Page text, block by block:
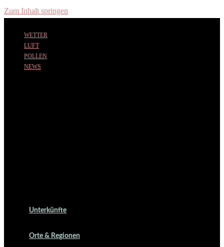
Zum Inhalt springen
WETTER
LUFT
POLLEN
NEWS
Unterkünfte
Orte & Regionen